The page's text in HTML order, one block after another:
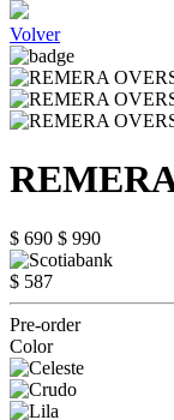
Volver
$ 690 $ 990
$ 587
Pre-order
Color